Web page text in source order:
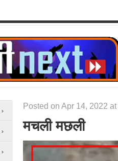
Posted on Apr 14, 2022
मचली मछली